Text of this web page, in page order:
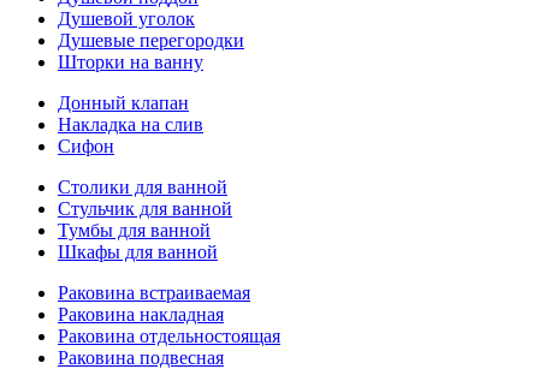
Душевой уголок
Душевые перегородки
Шторки на ванну
Донный клапан
Накладка на слив
Сифон
Столики для ванной
Стульчик для ванной
Тумбы для ванной
Шкафы для ванной
Раковина встраиваемая
Раковина накладная
Раковина отдельностоящая
Раковина подвесная